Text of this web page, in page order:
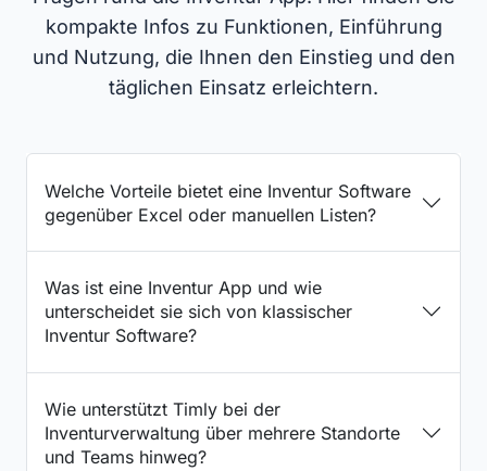
kompakte Infos zu Funktionen, Einführung
und Nutzung, die Ihnen den Einstieg und den
täglichen Einsatz erleichtern.
Welche Vorteile bietet eine Inventur Software
gegenüber Excel oder manuellen Listen?
Was ist eine Inventur App und wie
unterscheidet sie sich von klassischer
Inventur Software?
Wie unterstützt Timly bei der
Inventurverwaltung über mehrere Standorte
und Teams hinweg?